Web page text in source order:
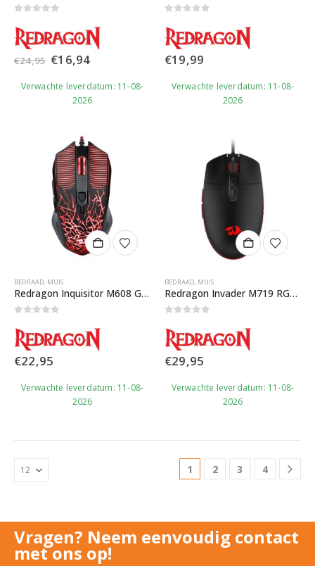
€24,95 Oorspronkelijke
prijs
was:
€24,95.
€16,94Huidige
is:
€16,94.
Verwachte leverdatum: 11-08-
2026
€19,99
Verwachte leverdatum: 11-08-
2026
BEDRAAD, MUIS
Redragon Inquisitor M608 Gaming Muis
€22,95
Verwachte leverdatum: 11-08-
2026
BEDRAAD, MUIS
Redragon Invader M719 RGB Gaming Muis
€29,95
Verwachte leverdatum: 11-08-
2026
1 2 3 4
Vragen? Neem eenvoudig contact
met ons op!